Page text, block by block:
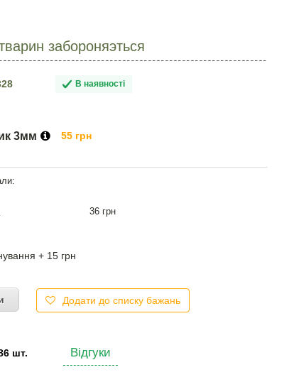
забороняэться
В наявності
3мм 55 грн
36 грн
+ 15 грн
Додати до списку бажань
шт. Відгуки